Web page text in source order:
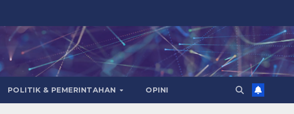
POLITIK & PEMERINTAHAN OPINI